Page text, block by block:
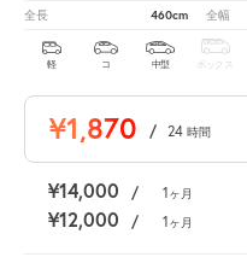
全長 460cm 全幅
軽 コ 中型 ボックス
¥1,870 / 24 時間
¥14,000 / 1ヶ月
¥12,000 / 1ヶ月